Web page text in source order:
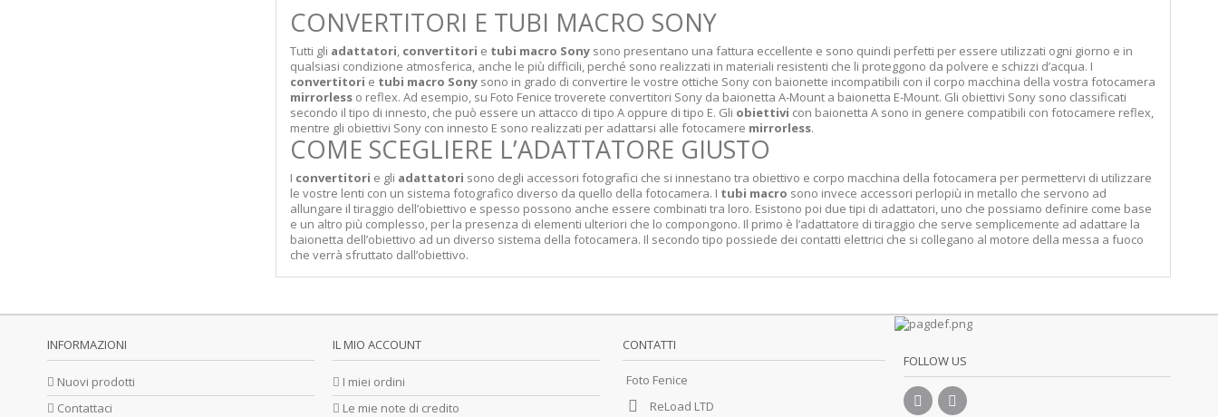
CONVERTITORI E TUBI MACRO SONY
Tutti gli adattatori, convertitori e tubi macro Sony sono presentano una fattura eccellente e sono quindi perfetti per essere utilizzati ogni giorno e in
qualsiasi condizione atmosferica, anche le più difficili, perché sono realizzati in materiali resistenti che li proteggono da polvere e schizzi d’acqua. I
convertitori e tubi macro Sony sono in grado di convertire le vostre ottiche Sony con baionette incompatibili con il corpo macchina della vostra fotocamera
mirrorless o reflex. Ad esempio, su Foto Fenice troverete convertitori Sony da baionetta A-Mount a baionetta E-Mount. Gli obiettivi Sony sono classificati
secondo il tipo di innesto, che può essere un attacco di tipo A oppure di tipo E. Gli obiettivi con baionetta A sono in genere compatibili con fotocamere reflex,
mentre gli obiettivi Sony con innesto E sono realizzati per adattarsi alle fotocamere mirrorless.
COME SCEGLIERE L’ADATTATORE GIUSTO
I convertitori e gli adattatori sono degli accessori fotografici che si innestano tra obiettivo e corpo macchina della fotocamera per permettervi di utilizzare
le vostre lenti con un sistema fotografico diverso da quello della fotocamera. I tubi macro sono invece accessori perlopiù in metallo che servono ad
allungare il tiraggio dell’obiettivo e spesso possono anche essere combinati tra loro. Esistono poi due tipi di adattatori, uno che possiamo definire come base
e un altro più complesso, per la presenza di elementi ulteriori che lo compongono. Il primo è l’adattatore di tiraggio che serve semplicemente ad adattare la
baionetta dell’obiettivo ad un diverso sistema della fotocamera. Il secondo tipo possiede dei contatti elettrici che si collegano al motore della messa a fuoco
che verrà sfruttato dall’obiettivo.
INFORMAZIONI
Nuovi prodotti
Contattaci
IL MIO ACCOUNT
I miei ordini
Le mie note di credito
CONTATTI
Foto Fenice
ReLoad LTD
FOLLOW US